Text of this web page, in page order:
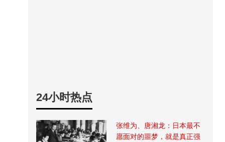
24小时热点
张维为、唐湘龙：日本最不
愿面对的噩梦，就是真正强